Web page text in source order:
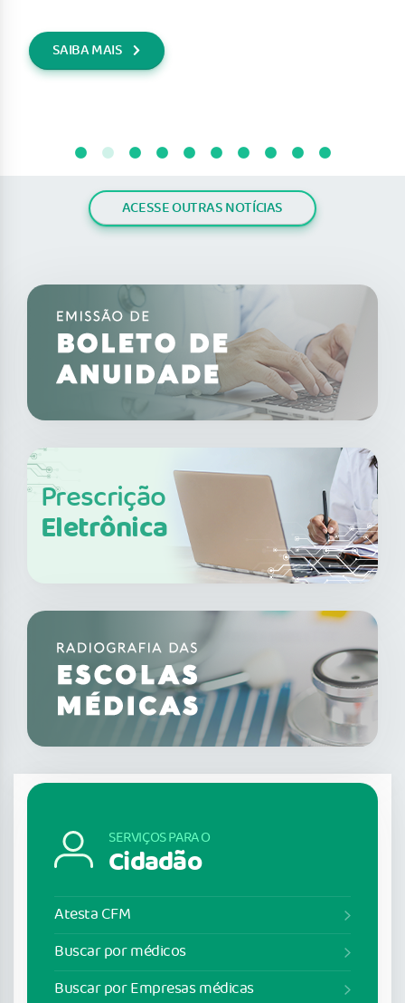
SAIBA MAIS
ACESSE OUTRAS NOTÍCIAS
Prescrição
Eletrônica
SERVIÇOS PARA O
Cidadão
Atesta CFM
Buscar por médicos
Buscar por Empresas médicas